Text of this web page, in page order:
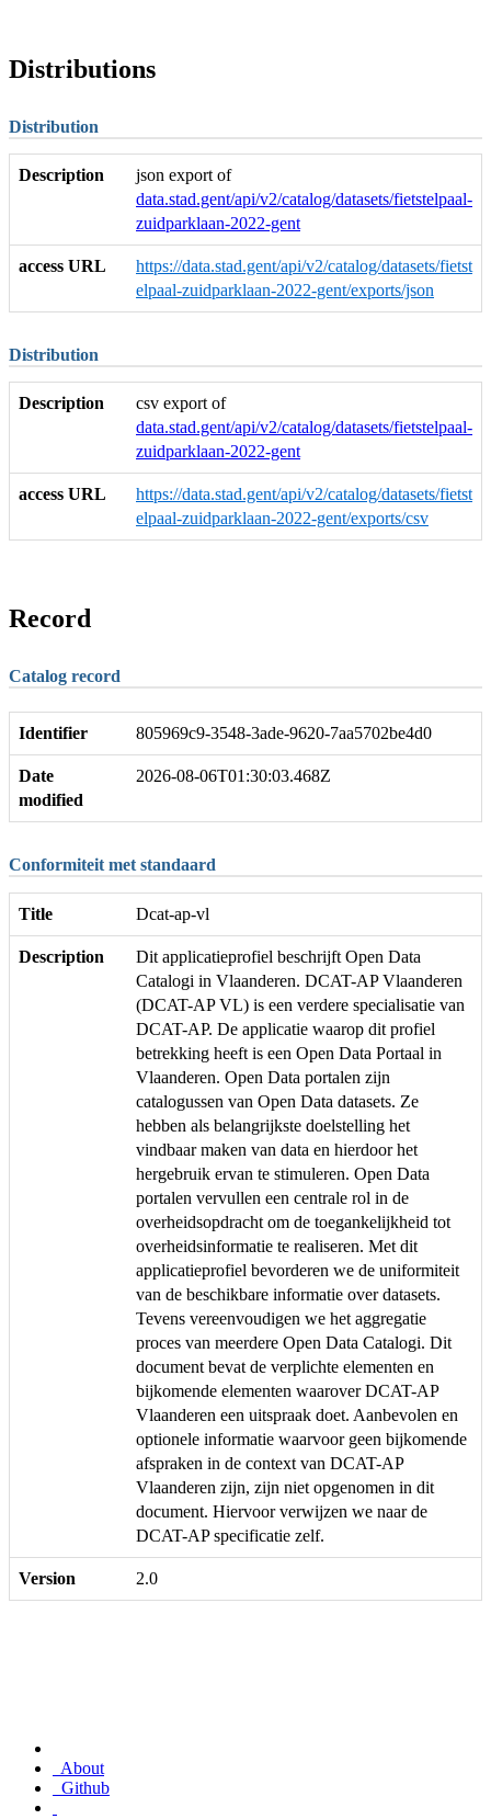
Distributions
Distribution
Description
json export of
data.stad.gent/api/v2/catalog/datasets/fietstelpaal-
zuidparklaan-2022-gent
access URL
https://data.stad.gent/api/v2/catalog/datasets/fietst
elpaal-zuidparklaan-2022-gent/exports/json
Distribution
Description
csv export of
data.stad.gent/api/v2/catalog/datasets/fietstelpaal-
zuidparklaan-2022-gent
access URL
https://data.stad.gent/api/v2/catalog/datasets/fietst
elpaal-zuidparklaan-2022-gent/exports/csv
Record
Catalog record
Identifier 805969c9-3548-3ade-9620-7aa5702be4d0
Date
modified
2026-08-06T01:30:03.468Z
Conformiteit met standaard
Title Dcat-ap-vl
Description
Dit applicatieprofiel beschrijft Open Data
Catalogi in Vlaanderen. DCAT-AP Vlaanderen
(DCAT-AP VL) is een verdere specialisatie van
DCAT-AP. De applicatie waarop dit profiel
betrekking heeft is een Open Data Portaal in
Vlaanderen. Open Data portalen zijn
catalogussen van Open Data datasets. Ze
hebben als belangrijkste doelstelling het
vindbaar maken van data en hierdoor het
hergebruik ervan te stimuleren. Open Data
portalen vervullen een centrale rol in de
overheidsopdracht om de toegankelijkheid tot
overheidsinformatie te realiseren. Met dit
applicatieprofiel bevorderen we de uniformiteit
van de beschikbare informatie over datasets.
Tevens vereenvoudigen we het aggregatie
proces van meerdere Open Data Catalogi. Dit
document bevat de verplichte elementen en
bijkomende elementen waarover DCAT-AP
Vlaanderen een uitspraak doet. Aanbevolen en
optionele informatie waarvoor geen bijkomende
afspraken in de context van DCAT-AP
Vlaanderen zijn, zijn niet opgenomen in dit
document. Hiervoor verwijzen we naar de
DCAT-AP specificatie zelf.
Version 2.0
About
Github